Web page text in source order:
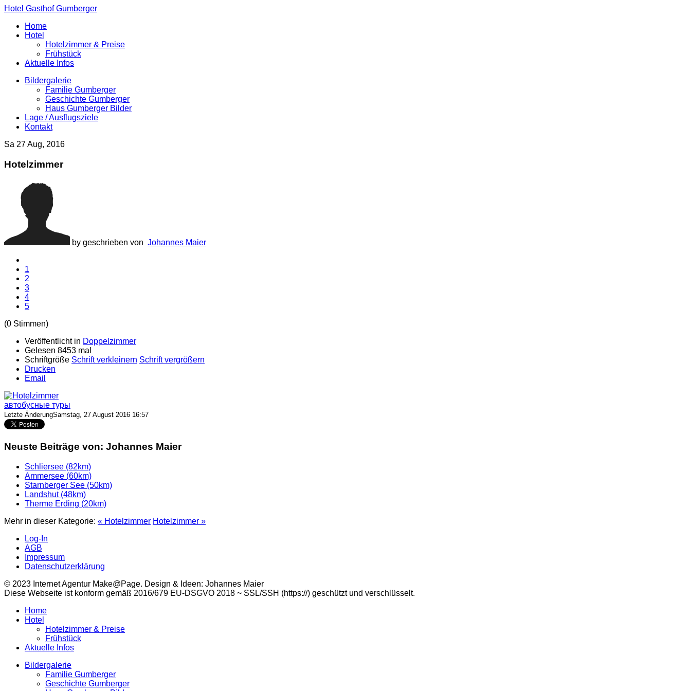
Hotel Gasthof Gumberger
Home
Hotel
Hotelzimmer & Preise
Frühstück
Aktuelle Infos
Bildergalerie
Familie Gumberger
Geschichte Gumberger
Haus Gumberger Bilder
Lage / Ausflugsziele
Kontakt
Sa 27 Aug, 2016
Hotelzimmer
by geschrieben von Johannes Maier
1
2
3
4
5
(0 Stimmen)
Veröffentlicht in Doppelzimmer
Gelesen 8453 mal
Schriftgröße Schrift verkleinern Schrift vergrößern
Drucken
Email
автобусные туры
Letzte ÄnderungSamstag, 27 August 2016 16:57
Neuste Beiträge von: Johannes Maier
Schliersee (82km)
Ammersee (60km)
Starnberger See (50km)
Landshut (48km)
Therme Erding (20km)
Mehr in dieser Kategorie: « Hotelzimmer Hotelzimmer »
Log-In
AGB
Impressum
Datenschutzerklärung
© 2023 Internet Agentur Make@Page. Design & Ideen: Johannes Maier
Diese Webseite ist konform gemäß 2016/679 EU-DSGVO 2018 ~ SSL/SSH (https://) geschützt und verschlüsselt.
Home
Hotel
Hotelzimmer & Preise
Frühstück
Aktuelle Infos
Bildergalerie
Familie Gumberger
Geschichte Gumberger